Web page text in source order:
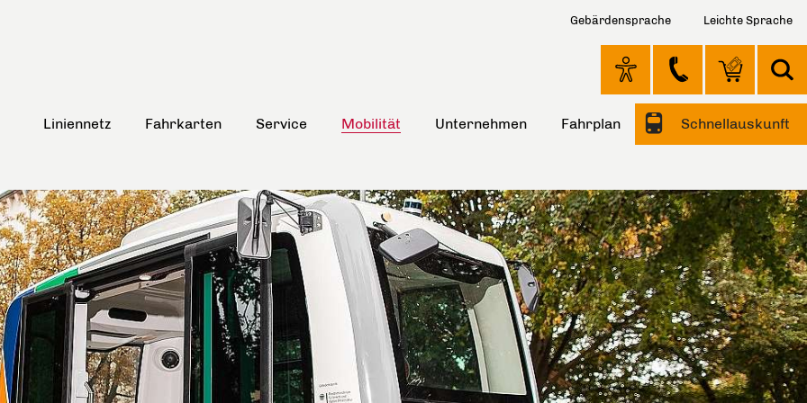
Gebärdensprache Leichte Sprache
Liniennetz Fahrkarten Service Mobilität Unternehmen Fahrplan Schnellauskunft